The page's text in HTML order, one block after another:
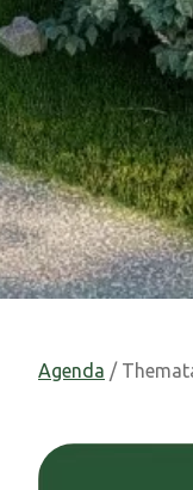
Agenda /